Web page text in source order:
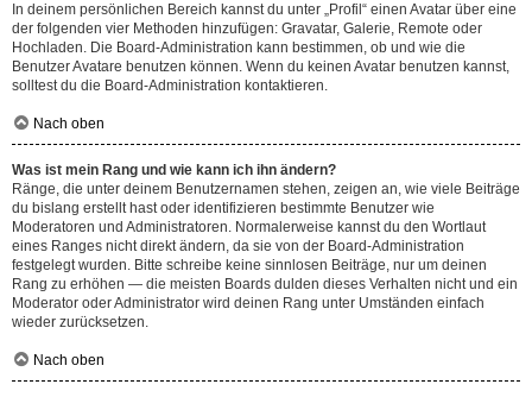
In deinem persönlichen Bereich kannst du unter „Profil“ einen Avatar über eine
der folgenden vier Methoden hinzufügen: Gravatar, Galerie, Remote oder
Hochladen. Die Board-Administration kann bestimmen, ob und wie die
Benutzer Avatare benutzen können. Wenn du keinen Avatar benutzen kannst,
solltest du die Board-Administration kontaktieren.
Nach oben
Was ist mein Rang und wie kann ich ihn ändern?
Ränge, die unter deinem Benutzernamen stehen, zeigen an, wie viele Beiträge
du bislang erstellt hast oder identifizieren bestimmte Benutzer wie
Moderatoren und Administratoren. Normalerweise kannst du den Wortlaut
eines Ranges nicht direkt ändern, da sie von der Board-Administration
festgelegt wurden. Bitte schreibe keine sinnlosen Beiträge, nur um deinen
Rang zu erhöhen — die meisten Boards dulden dieses Verhalten nicht und ein
Moderator oder Administrator wird deinen Rang unter Umständen einfach
wieder zurücksetzen.
Nach oben